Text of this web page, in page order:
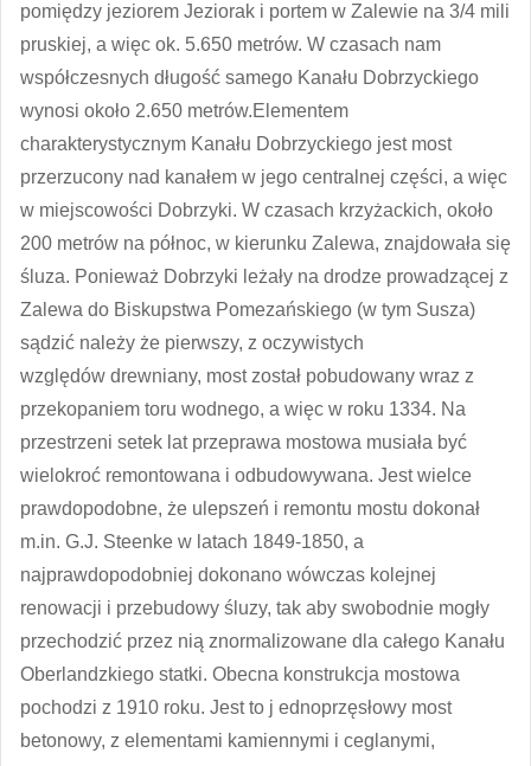
pomiędzy jeziorem Jeziorak i portem w Zalewie na 3/4 mili
pruskiej, a więc ok. 5.650 metrów. W czasach nam
współczesnych długość samego Kanału Dobrzyckiego
wynosi około 2.650 metrów.Elementem
charakterystycznym Kanału Dobrzyckiego jest most
przerzucony nad kanałem w jego centralnej części, a więc
w miejscowości Dobrzyki. W czasach krzyżackich, około
200 metrów na północ, w kierunku Zalewa, znajdowała się
śluza. Ponieważ Dobrzyki leżały na drodze prowadzącej z
Zalewa do Biskupstwa Pomezańskiego (w tym Susza)
sądzić należy że pierwszy, z oczywistych
względów drewniany, most został pobudowany wraz z
przekopaniem toru wodnego, a więc w roku 1334. Na
przestrzeni setek lat przeprawa mostowa musiała być
wielokroć remontowana i odbudowywana. Jest wielce
prawdopodobne, że ulepszeń i remontu mostu dokonał
m.in. G.J. Steenke w latach 1849-1850, a
najprawdopodobniej dokonano wówczas kolejnej
renowacji i przebudowy śluzy, tak aby swobodnie mogły
przechodzić przez nią znormalizowane dla całego Kanału
Oberlandzkiego statki. Obecna konstrukcja mostowa
pochodzi z 1910 roku. Jest to j ednoprzęsłowy most
betonowy, z elementami kamiennymi i ceglanymi,